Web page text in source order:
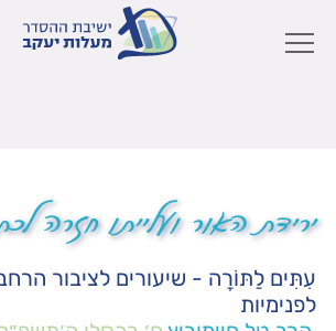
ירידת האור ועלייתו חזרה
עִתִּים לַתּוֹרָה - שיעורים לציבור
לפנימיות